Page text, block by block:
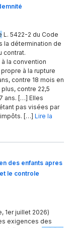
L. 5422-2 du Code
la détermination de
contrat.
la convention
à la rupture
contre 18 mois en
contre 22,5
ans. […] Elles
pas visées par
[…] Lire la
des enfants apres
le controle
1er juillet 2026)
exigences des